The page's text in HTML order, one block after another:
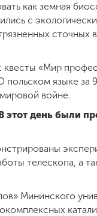
как земная
с
сточных
«Мир
польском языке за
войне.
этот день были
телескопа, а
Мининского